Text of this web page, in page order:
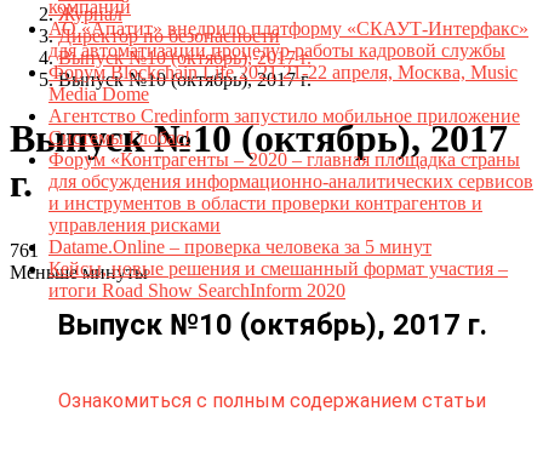
компаний
АО «Апатит» внедрило платформу «СКАУТ-Интерфакс»
для автоматизации процедур работы кадровой службы
Форум Blockchain Life 2021 21-22 апреля, Москва, Music
Media Dome
Агентство Credinform запустило мобильное приложение
Системы Глобас!
Форум «Контрагенты – 2020 – главная площадка страны
для обсуждения информационно-аналитических сервисов
и инструментов в области проверки контрагентов и
управления рисками
Datame.Online – проверка человека за 5 минут
Кейсы, новые решения и смешанный формат участия –
итоги Road Show SearchInform 2020
Журнал
Директор по безопасности
Выпуск №10 (октябрь), 2017 г.
Выпуск №10 (октябрь), 2017 г.
Выпуск №10 (октябрь), 2017
г.
761
Меньше минуты
Выпуск №10 (октябрь), 2017 г.
Ознакомиться с полным содержанием статьи